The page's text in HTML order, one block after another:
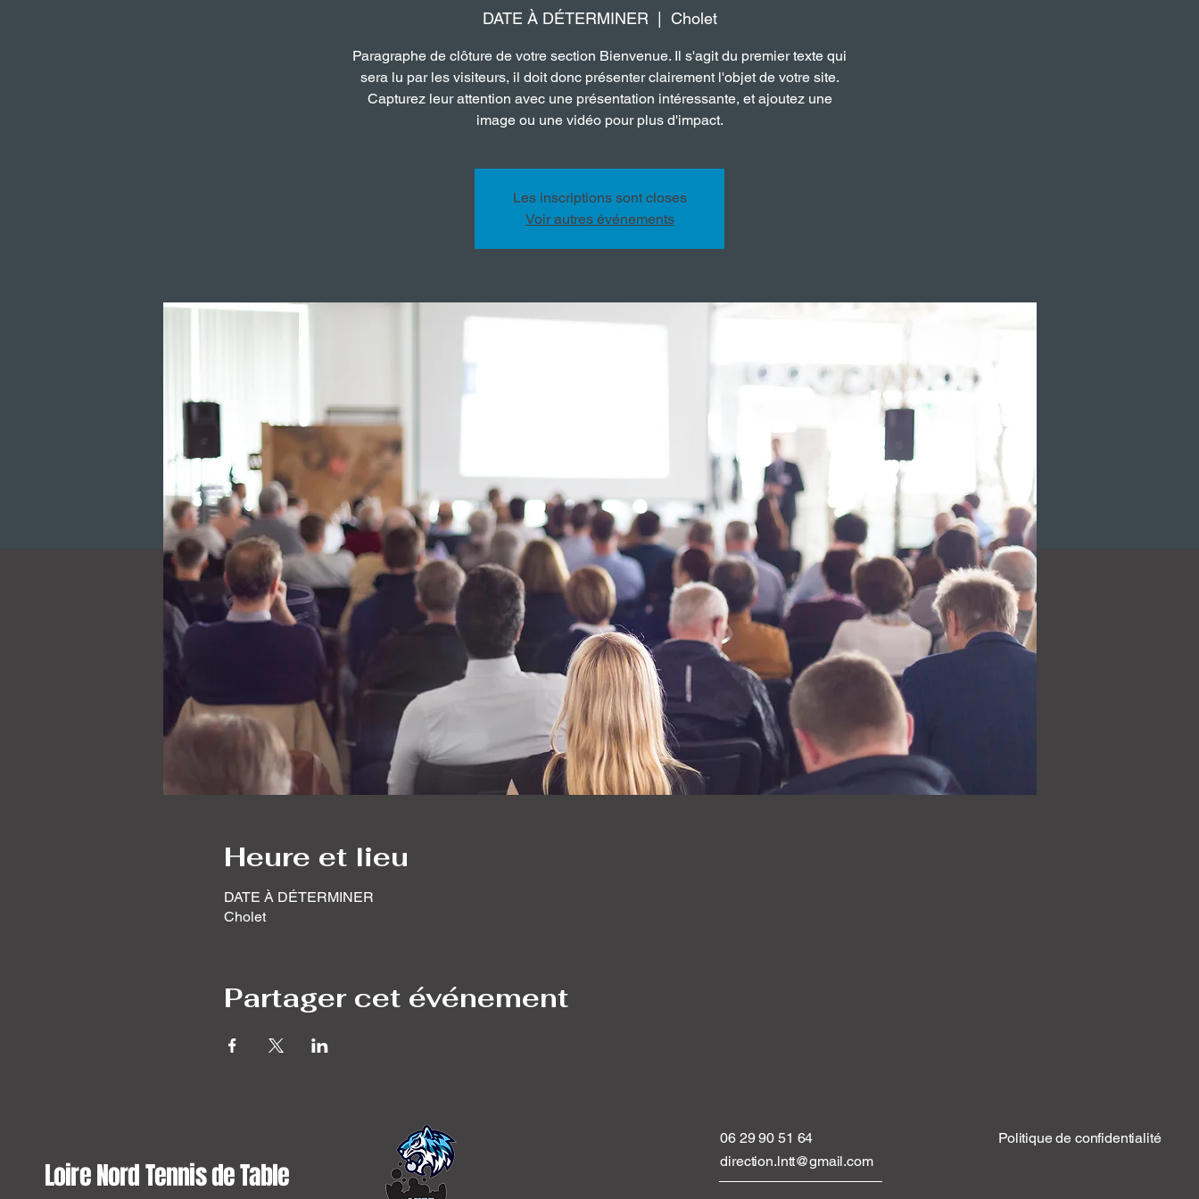
DATE À DÉTERMINER Cholet
Paragraphe de clôture de votre section Bienvenue. Il s'agit du premier texte qui
sera lu par les visiteurs, il doit donc présenter clairement l'objet de votre site.
Capturez leur attention avec une présentation intéressante, et ajoutez une
image ou une vidéo pour plus d'impact.
Les inscriptions sont closes
Voir autres événements
Heure et lieu
DATE À DÉTERMINER
Cholet
Partager cet événement
Loire Nord Tennis de Table
06 29 90 51 64
direction.lntt@gmail.com
Politique de confidentialité